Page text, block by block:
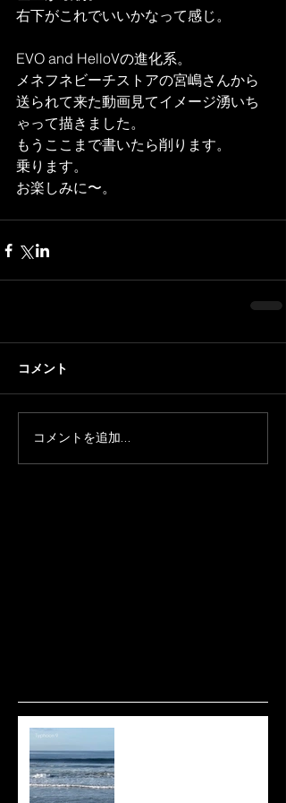
右下がこれでいいかなって感じ。
EVO and HelloVの進化系。
メネフネビーチストアの宮嶋さんから
送られて来た動画見てイメージ湧いち
ゃって描きました。
もうここまで書いたら削ります。
乗ります。
お楽しみに〜。
コメント
コメントを追加…